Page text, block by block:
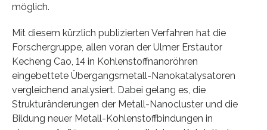
möglich.
Mit diesem kürzlich publizierten Verfahren hat die
Forschergruppe, allen voran der Ulmer Erstautor
Kecheng Cao, 14 in Kohlenstoffnanoröhren
eingebettete Übergangsmetall-Nanokatalysatoren
vergleichend analysiert. Dabei gelang es, die
Strukturänderungen der Metall-Nanocluster und die
Bildung neuer Metall-Kohlenstoffbindungen in